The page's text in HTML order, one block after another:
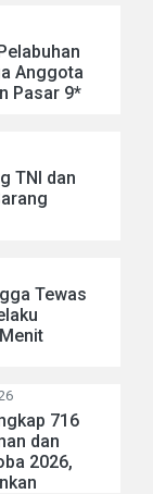
Anggota
Pasar 9*
TNI dan
Tewas
716
dan
2026,